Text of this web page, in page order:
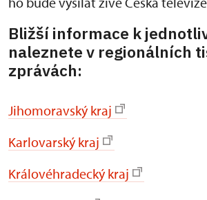
Bližší informace k
naleznete v regionálních
zprávách:
Jihomoravský kraj
Karlovarský kraj
Královéhradecký kraj